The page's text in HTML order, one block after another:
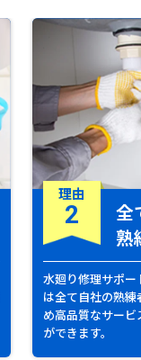
理由
2
全
熟
水廻り修理サポ
は全て自社の熟
め高品質なサー
ができます。